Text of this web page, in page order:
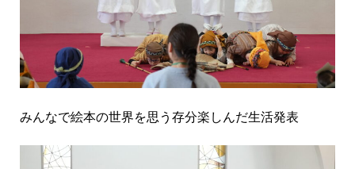
みんなで絵本の世界を思う存分楽しんだ生活発表